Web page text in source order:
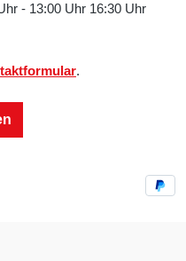
- 13:00 Uhr 16:30 Uhr
.